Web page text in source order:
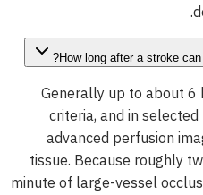
How long after a stroke
Generally up to about 6
criteria, and in
advanced perfusion
tissue. Because roughly
minute of large-vessel